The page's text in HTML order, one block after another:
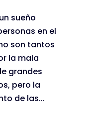
sueño
en el
son tantos
la mala
grandes
pero la
de las...